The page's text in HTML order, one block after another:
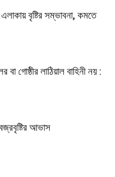
বৃষ্টির সম্ভাবনা, কমতে
গোষ্ঠীর লাঠিয়াল বাহিনী নয় :
আভাস